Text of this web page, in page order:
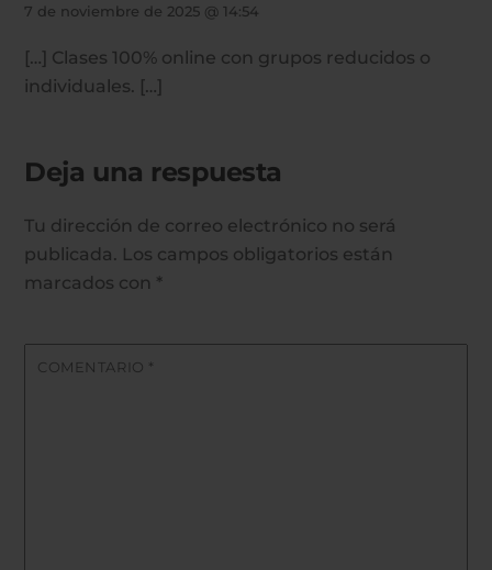
7 de noviembre de 2025 @ 14:54
[…] Clases 100% online con grupos reducidos o
individuales. […]
Deja una respuesta
Tu dirección de correo electrónico no será
publicada. Los campos obligatorios están
marcados con *
COMENTARIO *